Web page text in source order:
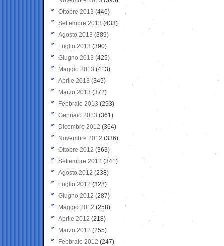
Ottobre 2013 (446)
Settembre 2013 (433)
Agosto 2013 (389)
Luglio 2013 (390)
Giugno 2013 (425)
Maggio 2013 (413)
Aprile 2013 (345)
Marzo 2013 (372)
Febbraio 2013 (293)
Gennaio 2013 (361)
Dicembre 2012 (364)
Novembre 2012 (336)
Ottobre 2012 (363)
Settembre 2012 (341)
Agosto 2012 (238)
Luglio 2012 (328)
Giugno 2012 (287)
Maggio 2012 (258)
Aprile 2012 (218)
Marzo 2012 (255)
Febbraio 2012 (247)